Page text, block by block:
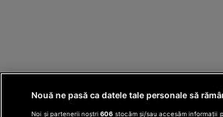
Nouă ne pasă ca datele tale personale să
Noi și partenerii noștri606 stocăm și/sau accesăm informații